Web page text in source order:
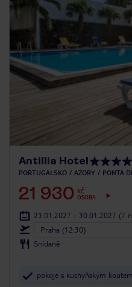
Antillia Hotel
PORTUGALSKO AZORY PONTA
21 930
KČ
OSOBA
23.01.2027 - 30.01.2027 (7
Praha (12:30)
Snídaně
pokoje s kuchyňským koutem